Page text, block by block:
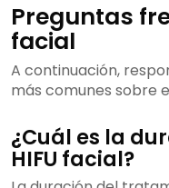
Preguntas
facial
A continuación,
más comunes sobre
¿Cuál es la
HIFU facial?